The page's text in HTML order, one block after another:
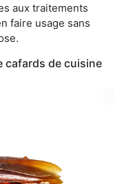
aux traitements
faire usage sans
cafards de cuisine